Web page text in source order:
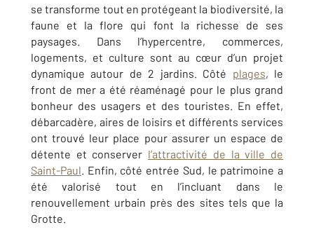
se transforme tout en protégeant la biodiversité, la
faune et la flore qui font la richesse de ses
paysages. Dans l’hypercentre, commerces,
logements, et culture sont au cœur d’un projet
dynamique autour de 2 jardins. Côté plages, le
front de mer a été réaménagé pour le plus grand
bonheur des usagers et des touristes. En effet,
débarcadère, aires de loisirs et différents services
ont trouvé leur place pour assurer un espace de
détente et conserver l’attractivité de la ville de
Saint-Paul. Enfin, côté entrée Sud, le patrimoine a
été valorisé tout en l’incluant dans le
renouvellement urbain près des sites tels que la
Grotte.